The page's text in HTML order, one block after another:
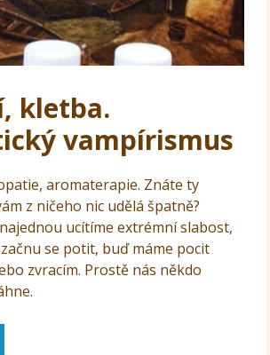
kletba.
vampírismus
aromaterapie. Znáte ty
z ničeho nic udělá špatně?
ucítíme extrémní slabost,
se potit, buď máme pocit
zvracím. Prostě nás někdo